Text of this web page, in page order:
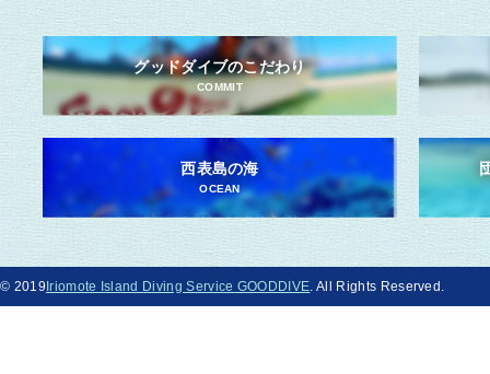
グッドダイブのこだわり
COMMIT
西表島の海
OCEAN
© 2019Iriomote Island Diving Service GOODDIVE . All Rights Reserved.